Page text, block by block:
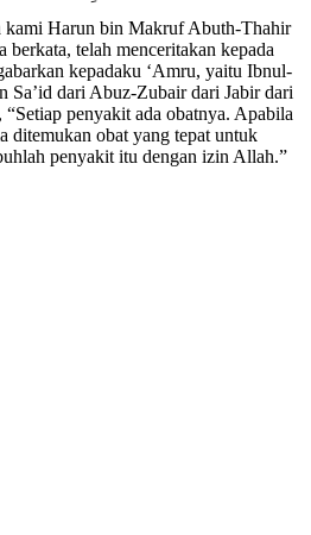
kami Harun bin Makruf Abuth-Thahir
berkata, telah menceritakan kepada
kepadaku ‘Amru, yaitu Ibnul-
Sa’id dari Abuz-Zubair dari Jabir dari
penyakit ada obatnya. Apabila
ditemukan obat yang tepat untuk
penyakit itu dengan izin Allah.”